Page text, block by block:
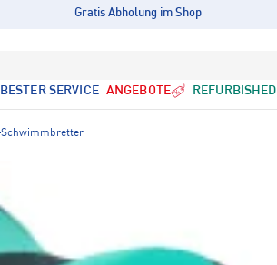
Gratis Abholung im Shop
BESTER SERVICE ANGEBOTE REFURBISHED
Schwimmbretter